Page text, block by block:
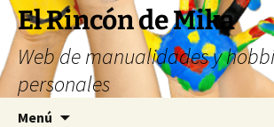
Saltar
contenido
El Rincón de Mika
Web de manualidades y
personales
Menú